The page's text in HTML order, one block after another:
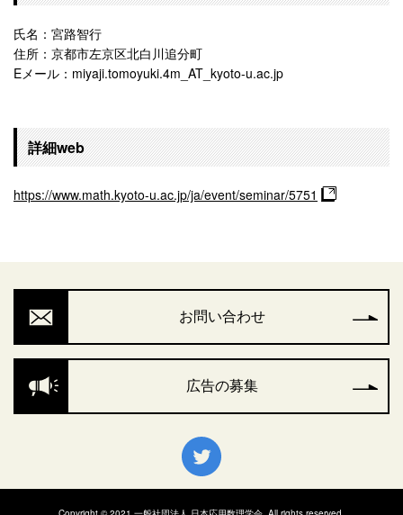
氏名：宮路智行
住所：京都市左京区北白川追分町
Eメール：miyaji.tomoyuki.4m_AT_kyoto-u.ac.jp
詳細web
https://www.math.kyoto-u.ac.jp/ja/event/seminar/5751
お問い合わせ
広告の募集